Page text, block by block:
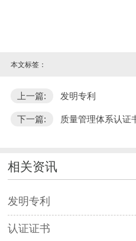
本文标签：
上一篇: 发明专利
下一篇: 质量管理体系认证
相关资讯
发明专利
认证证书